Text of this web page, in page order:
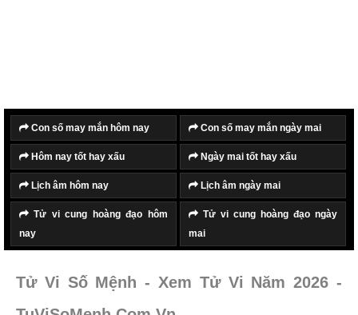
Con số may mắn hôm nay Con số may mắn ngày mai
Hôm nay tốt hay xấu Ngày mai tốt hay xấu
Lịch âm hôm nay Lịch âm ngày mai
Tử vi cung hoàng đạo hôm
nay
Tử vi cung hoàng đạo ngày
mai
Tử Vi Số Mệnh - Xem Tử Vi Năm 2026 -